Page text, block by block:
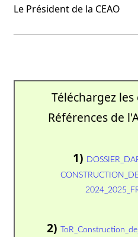
Le Président de la CEAO
Téléchargez
Références de
1)
2)